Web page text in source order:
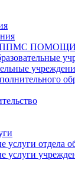
ППМС
отдела
услуги